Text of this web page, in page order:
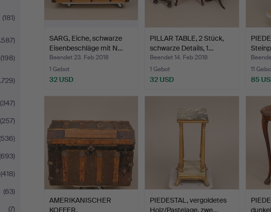
(181)
(198)
(347)
(257)
(418)
(63)
(7)
SARG, Eiche, schwarze
Eisenbeschläge mit N…
Beendet 23. Feb 2018
1 Gebot
32 USD
PILLAR TABLE, 2 Stück,
schwarze Details, 1…
Beendet 14. Feb 2018
1 Gebot
32 USD
11
85
AMERIKANISCHER
KOFFER,
PIEDESTAL, vergoldetes
Holz/Pastelage, zwe…